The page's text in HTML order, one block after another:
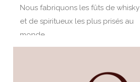
Nous fabriquons les fûts de whisky
et de spiritueux les plus prisés au
monde.